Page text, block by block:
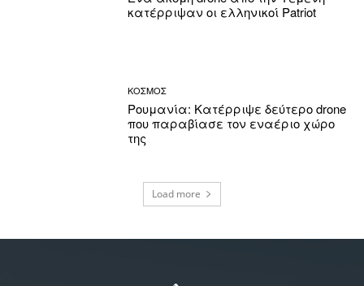
κατέρριψαν οι ελληνικοί Patriot
ΚΟΣΜΟΣ
Ρουμανία: Κατέρριψε δεύτερο drone
που παραβίασε τον εναέριο χώρο
της
Load more